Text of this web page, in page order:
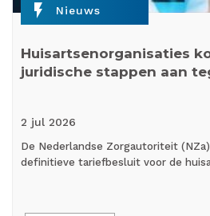
flash_on Nieuws
Huisartsenorganisaties
juridische stappen aan
2 jul 2026
De Nederlandse Zorgautoriteit
definitieve tariefbesluit voor de